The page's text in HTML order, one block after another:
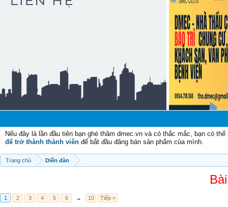
Nếu đây là lần đầu tiên bạn ghé thăm dmec.vn và có thắc mắc, bạn có
để trở thành thành viên để bắt đầu đăng bán sản phẩm của mình.
Trang chủ Diễn đàn
1 2 3 4 5 6 → 10 Tiếp >